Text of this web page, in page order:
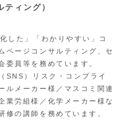
ィング）
した」「わかりやすい」コ
ページコンサルティング、セ
委員等を務めています。
SNS）リスク・コンプライ
ルメーカー様／マスコミ関連
業労組様／化学メーカー様な
修の講師を務めています。